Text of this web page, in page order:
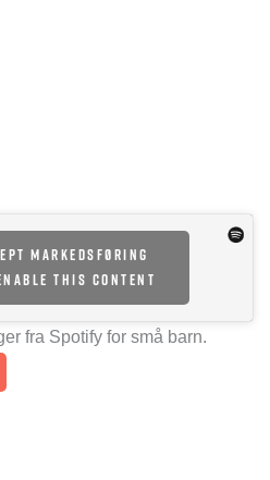
markedsføring
this content
fra Spotify for små barn.